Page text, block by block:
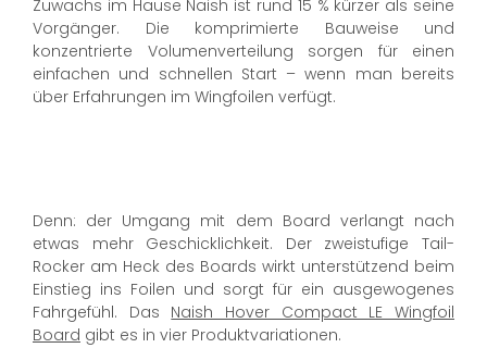
Zuwachs im Hause Naish ist rund 15 % kürzer als seine
Vorgänger. Die komprimierte Bauweise und
konzentrierte Volumenverteilung sorgen für einen
einfachen und schnellen Start – wenn man bereits
über Erfahrungen im Wingfoilen verfügt.
Denn: der Umgang mit dem Board verlangt nach
etwas mehr Geschicklichkeit. Der zweistufige Tail-
Rocker am Heck des Boards wirkt unterstützend beim
Einstieg ins Foilen und sorgt für ein ausgewogenes
Fahrgefühl. Das Naish Hover Compact LE Wingfoil
Board gibt es in vier Produktvariationen.